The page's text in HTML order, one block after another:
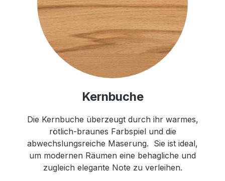
Kernbuche
Die Kernbuche überzeugt durch ihr warmes,
rötlich-braunes Farbspiel und die
abwechslungsreiche Maserung. Sie ist ideal,
um modernen Räumen eine behagliche und
zugleich elegante Note zu verleihen.